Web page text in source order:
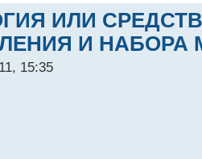
ИЛИ
И НАБОРА
15:35